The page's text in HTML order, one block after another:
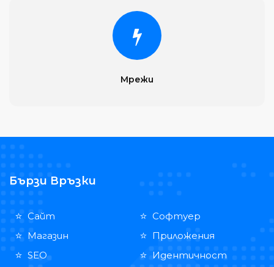
Мрежи
Бързи Връзки
Сайт
Софтуер
Магазин
Приложения
SEO
Идентичност